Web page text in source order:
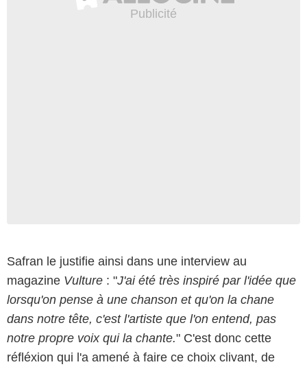
Safran le justifie ainsi dans une interview au
magazine Vulture : "J'ai été très inspiré par l'idée que
lorsqu'on pense à une chanson et qu'on la chane
dans notre tête, c'est l'artiste que l'on entend, pas
notre propre voix qui la chante." C'est donc cette
réfléxion qui l'a amené à faire ce choix clivant, de